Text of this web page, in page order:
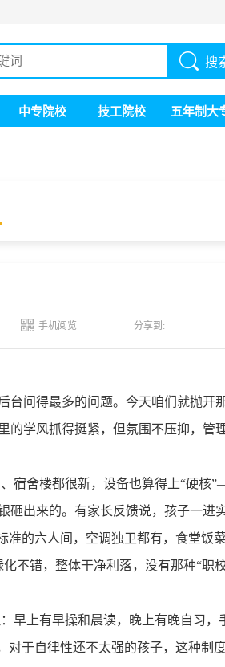
搜
中专院校 技工院校 五年制大
手机阅览 分享到:
台问得最多的问题。今天咱们就抛开
的学风抓得挺紧，但氛围不压抑，管
宿舍楼都很新，设备也算得上“硬核
砸出来的。有家长反馈说，孩子一进
准的六人间，空调独卫都有，食堂饭
不错，整体干净利落，没有那种“职
早上有早操和晨读，晚上有晚自习，
对于自律性还不太强的孩子，这种制